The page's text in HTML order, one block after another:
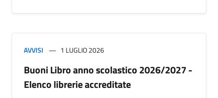
AVVISI 1 LUGLIO 2026
Buoni Libro anno scolastico 2026/2027 -
Elenco librerie accreditate